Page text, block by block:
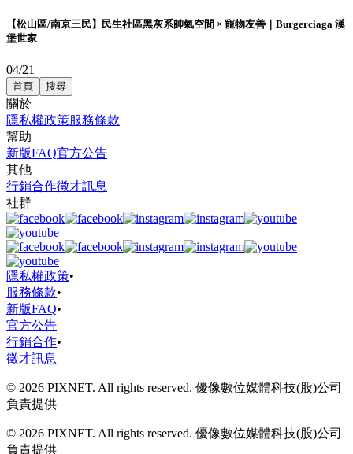
【松山區/南京三民】民生社區黑灰系帥氣空間 × 寵物友善｜Burgerciaga 漢
堡世家
04/21
首頁 搜尋
關於
隱私權政策服務條款
幫助
新版FAQ官方公告
其他
行銷合作徵才訊息
社群
隱私權政策•
服務條款•
新版FAQ•
官方公告
行銷合作•
徵才訊息
© 2026 PIXNET. All rights reserved. 優像數位媒體科技(股)公司
負責提供
© 2026 PIXNET. All rights reserved. 優像數位媒體科技(股)公司
負責提供